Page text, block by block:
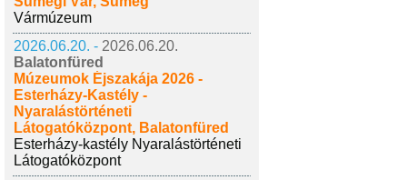
Vármúzeum
2026.06.20. - 2026.06.20.
Balatonfüred
Múzeumok Éjszakája 2026 -
Esterházy-Kastély -
Nyaralástörténeti
Látogatóközpont, Balatonfüred
Esterházy-kastély Nyaralástörténeti
Látogatóközpont